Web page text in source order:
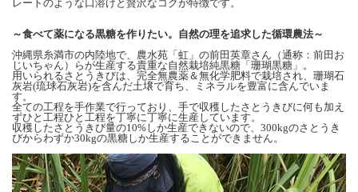
レートのような口溶けと贅沢なコクが特徴です。
～食べて薬になる黒糖を作りたい。自然の理を追求した循環農法～
沖縄県糸満市の内陸地で、農水苑「虹」の前田英章さん（通称：前田お
じいちゃん）らが生産する貴重な自然栽培純黒糖「珊瑚黒糖」。
用いられるさとうきびは、完全無農薬＆無化学肥料で栽培され、珊瑚石
灰岩(琉球石灰岩)を含んだ土壌で育ち、ミネラルを豊富に含んでいま
す。
全ての工程を手作業で行っており、手で収穫したさとうきびに何も加え
ずひと工程ひと工程を丁寧に丁寧に生産しています。
収穫したさとうきび量の10%しか生産できないので、300kgのさとうき
びからわずか30kgの黒糖しか生産することができません。